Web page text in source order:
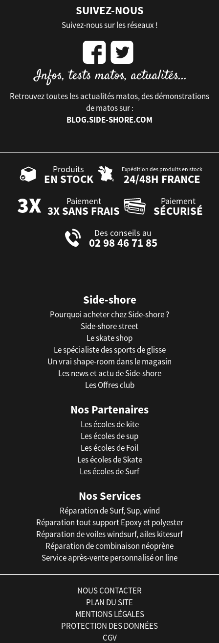
SUIVEZ-NOUS
Suivez-nous sur les réseaux !
Retrouvez toutes les actualités matos, des démonstrations
de matos sur :
BLOG.SIDE-SHORE.COM
Produits
EN STOCK
Expédition des produits en stock
24/48H FRANCE
Paiement
3X SANS FRAIS
Paiement
SÉCURISÉ
Des conseils au
02 98 46 71 85
Side-shore
Pourquoi acheter chez Side-shore ?
Side-shore street
Le skate shop
Le spécialiste des sports de glisse
Un vrai shape-room dans le magasin
Les news et actu de Side-shore
Les Offres club
Nos Partenaires
Les écoles de kite
Les écoles de sup
Les écoles de Foil
Les écoles de Skate
Les écoles de Surf
Nos Services
Réparation de Surf, Sup, wind
Réparation tout support Epoxy et polyester
Réparation de voiles windsurf, ailes kitesurf
Réparation de combinaison néoprène
Service après-vente personnalisé on line
NOUS CONTACTER
PLAN DU SITE
MENTIONS LÉGALES
PROTECTION DES DONNÉES
CGV